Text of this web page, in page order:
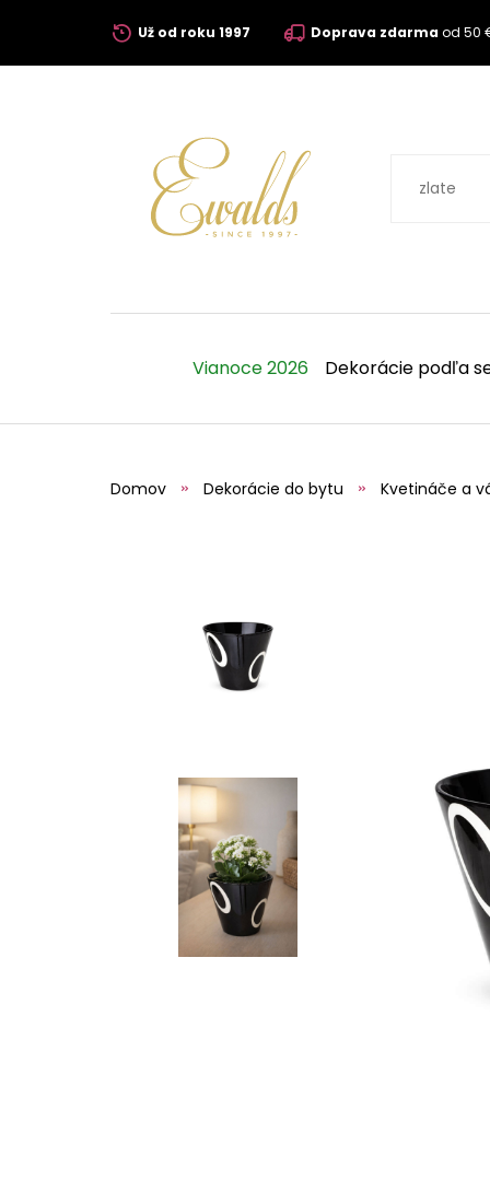
Už od roku 1997 Doprava zdarmaod 50
Vianoce 2026 Dekorácie podľa
Domov Dekorácie do bytu Kvetináče a